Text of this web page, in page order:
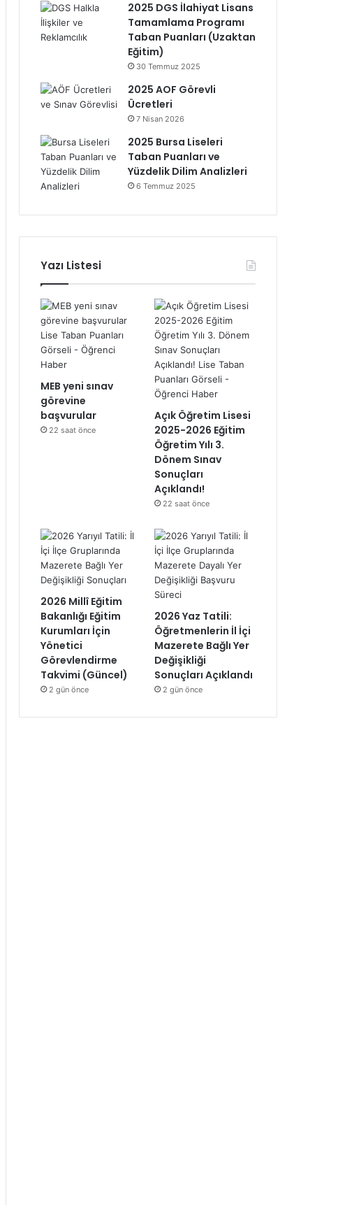
2025 DGS İlahiyat Lisans
Tamamlama Programı
Taban Puanları (Uzaktan
Eğitim)
30 Temmuz 2025
2025 AOF Görevli
Ücretleri
7 Nisan 2026
2025 Bursa Liseleri
Taban Puanları ve
Yüzdelik Dilim Analizleri
6 Temmuz 2025
Yazı Listesi
MEB yeni sınav
görevine
başvurular
22 saat önce
Açık Öğretim Lisesi
2025-2026 Eğitim
Öğretim Yılı 3.
Dönem Sınav
Sonuçları
Açıklandı!
22 saat önce
2026 Millî Eğitim
Bakanlığı Eğitim
Kurumları İçin
Yönetici
Görevlendirme
Takvimi (Güncel)
2 gün önce
2026 Yaz Tatili:
Öğretmenlerin İl İçi
Mazerete Bağlı Yer
Değişikliği
Sonuçları Açıklandı
2 gün önce